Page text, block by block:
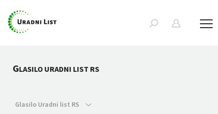
GLASILO URADNI LIST RS
Glasilo Uradni list RS